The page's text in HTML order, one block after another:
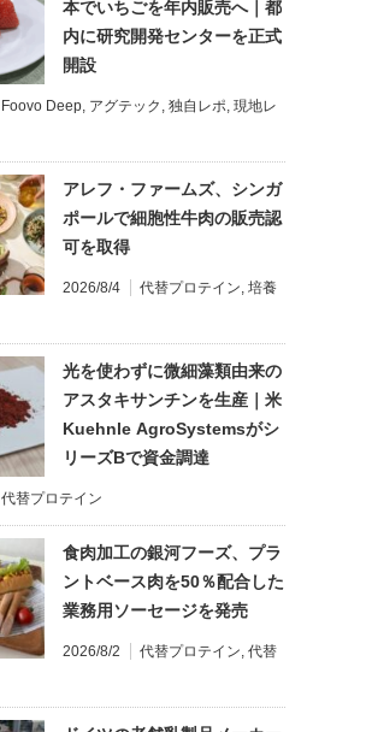
本でいちごを年内販売へ｜都
内に研究開発センターを正式
開設
Foovo Deep アグテック 独自レポ 現地レ
アレフ・ファームズ、シンガ
ポールで細胞性牛肉の販売認
可を取得
2026/8/4 代替プロテイン 培養
光を使わずに微細藻類由来の
アスタキサンチンを生産｜米
Kuehnle AgroSystemsがシ
リーズBで資金調達
代替プロテイン
食肉加工の銀河フーズ、プラ
ントベース肉を50％配合した
業務用ソーセージを発売
2026/8/2 代替プロテイン 代替